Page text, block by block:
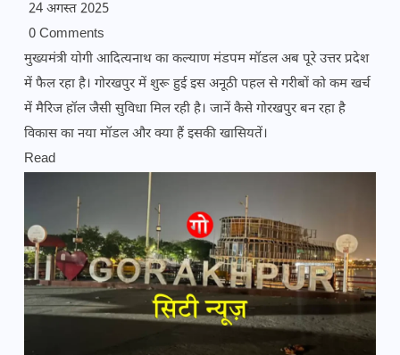
24 अगस्त 2025
0 Comments
मुख्यमंत्री योगी आदित्यनाथ का कल्याण मंडपम मॉडल अब पूरे उत्तर प्रदेश
में फैल रहा है। गोरखपुर में शुरू हुई इस अनूठी पहल से गरीबों को कम खर्च
में मैरिज हॉल जैसी सुविधा मिल रही है। जानें कैसे गोरखपुर बन रहा है
विकास का नया मॉडल और क्या हैं इसकी खासियतें।
Read